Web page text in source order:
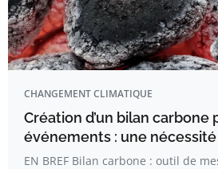
CHANGEMENT CLIMATIQUE
Création d’un bilan carbone
événements : une nécessité
EN BREF Bilan carbone : outil de